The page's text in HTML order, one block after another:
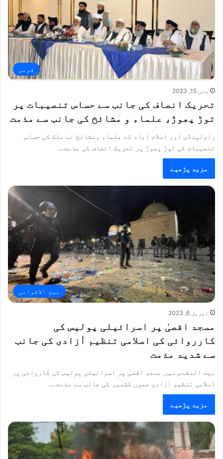
قومی
مئی 15, 2023
تحریک انصاف کی جانب سے حساس تنصیبات پر
توڑ پھوڑ، علماء و مشائخ کی جانب سے مذمت
راولپنڈی اور اسلام آباد کے علماء ومشائخ نے ملک کی حساس
تنصیبات کی توڑ پھوڑ پر تحریک انصاف کی مذمت…
مزید پڑھیے
بین الاقوامی
اپریل 6, 2023
مسجد اقصیٰ پر اسرائیلی پولیس کی
کارروائی کی اسلامی تنظیم آزادی کی جانب
سے شدید مذمت
بیت المقدس میں مسجدِ اقصیٰ پر اسرائیلی پولیس کی کاروائی پر
اسلامی تنظیم آزادی جموں کشمیر کی جانب سے مذمت…
مزید پڑھیے